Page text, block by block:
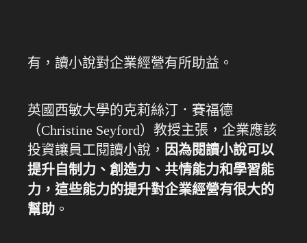
有，讀小說對企業經營有所助益。
英國西敏大學的克莉絲汀．賽福德
（Christine Seyford）教授主張，企業應該
投資讓員工閱讀小說， 因為閱讀小說可以
提升自制力、創造力、共情能力和學習能
力，這些能力的提升對企業經營有很大的
幫助 。